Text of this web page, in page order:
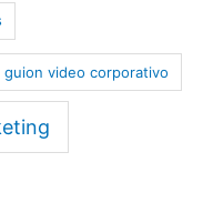
guion video corporativo